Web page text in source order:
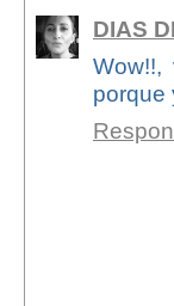
DIAS
Wow!!,
porque